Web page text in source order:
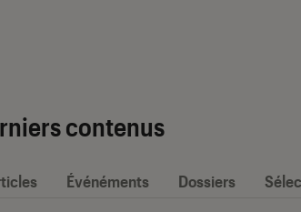
contenus
Événéments Dossiers